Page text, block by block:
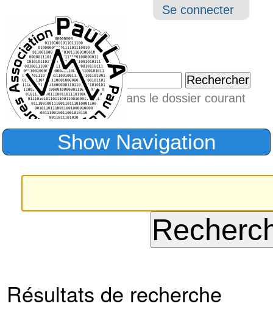
Outils
Se connecter
Chercher par
Seulement dans le dossier courant
Recherche
Show Navigation
Résultats de recherche